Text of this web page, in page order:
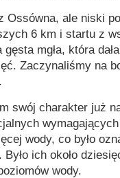
ale niski
6 km i startu z
gęsta mgła, która
Zaczynaliśmy na
swój charakter już
wody, co było
ich około
wody.